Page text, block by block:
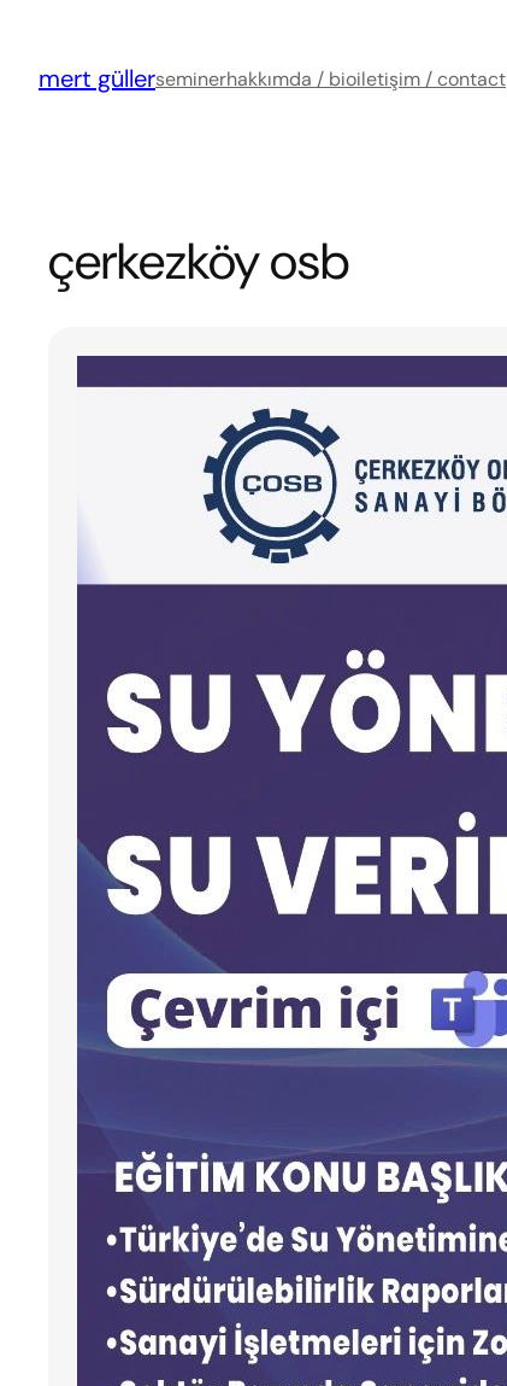
mert güllerseminerhakkımda / bioiletişim / contact
çerkezköy osb